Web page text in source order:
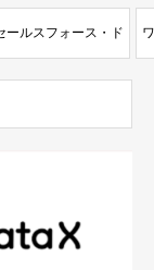
ールスフォース・ド
ットコム